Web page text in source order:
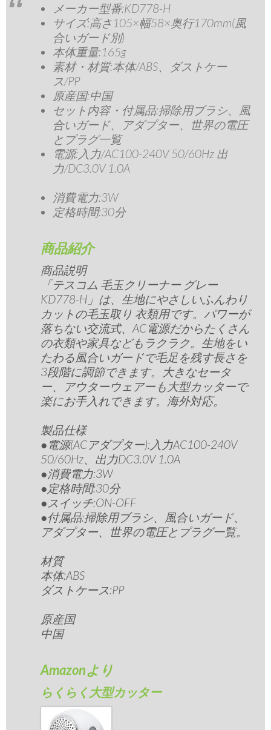
メーカー型番:KD778-H
サイズ:高さ105×幅58×奥行170mm(風
合いガード別)
本体重量:165g
素材・材質:本体/ABS、ダストケー
ス/PP
原産国:中国
セット内容・付属品:掃除用ブラシ、風
合いガード、アダプター、世界の電圧
とプラグ一覧
電源:入力/AC100-240V 50/60Hz 出
力/DC3.0V 1.0A
消費電力:3W
定格時間:30分
商品紹介
商品説明
「テスコム 毛玉クリーナー グレー
KD778-H」は、生地にやさしいふんわり
カットの毛玉取り 衣類用です。パワーが
落ちない交流式、AC電源だからたくさん
の衣類や家具などもラクラク。生地をい
たわる風合いガードで毛足を残す長さを
3段階に調節できます。大きなセータ
ー、アウターウェアーも大型カッターで
楽にお手入れできます。海外対応。
製品仕様
●電源(ACアダプター):入力AC100-240V
50/60Hz、出力DC3.0V 1.0A
●消費電力:3W
●定格時間:30分
●スイッチ:ON-OFF
●付属品:掃除用ブラシ、風合いガード、
アダプター、世界の電圧とプラグ一覧。
材質
本体:ABS
ダストケース:PP
原産国
中国
Amazonより
らくらく大型カッター